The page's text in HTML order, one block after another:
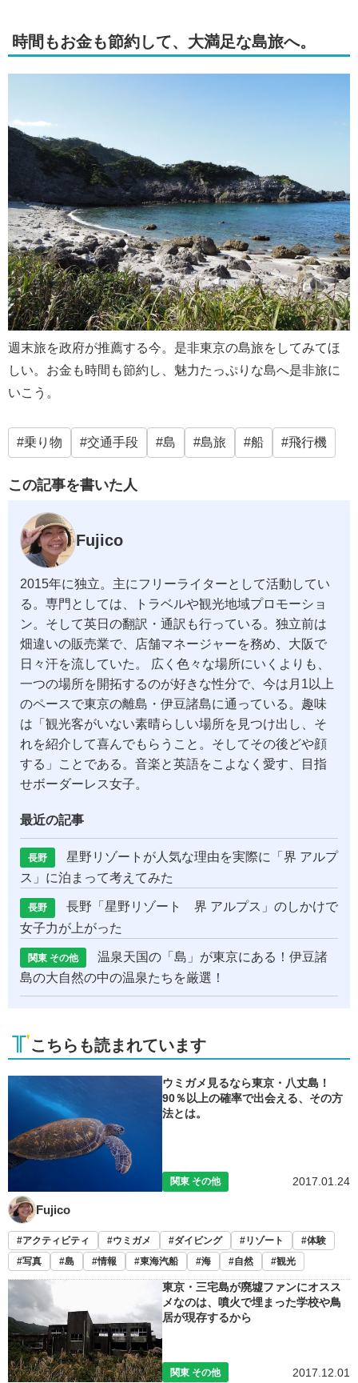
時間もお金も節約して、大満足な島旅へ。
週末旅を政府が推薦する今。是非東京の島旅をしてみてほ
しい。お金も時間も節約し、魅力たっぷりな島へ是非旅に
いこう。
乗り物 交通手段 島 島旅 船 飛行機
この記事を書いた人
Fujico
2015年に独立。主にフリーライターとして活動してい
る。専門としては、トラベルや観光地域プロモーショ
ン。そして英日の翻訳・通訳も行っている。独立前は
畑違いの販売業で、店舗マネージャーを務め、大阪で
日々汗を流していた。 広く色々な場所にいくよりも、
一つの場所を開拓するのが好きな性分で、今は月1以上
のペースで東京の離島・伊豆諸島に通っている。趣味
は「観光客がいない素晴らしい場所を見つけ出し、そ
れを紹介して喜んでもらうこと。そしてその後どや顔
する」ことである。音楽と英語をこよなく愛す、目指
せボーダーレス女子。
最近の記事
長野
星野リゾートが人気な理由を実際に「界 アルプ
ス」に泊まって考えてみた
長野
長野「星野リゾート 界 アルプス」のしかけで
女子力が上がった
関東 その他
温泉天国の「島」が東京にある！伊豆諸
島の大自然の中の温泉たちを厳選！
こちらも読まれています
ウミガメ見るなら東京・八丈島！
90％以上の確率で出会える、その方
法とは。
関東 その他 2017.01.24
Fujico
アクティビティ ウミガメ ダイビング リゾート
体験
写真
島 情報 東海汽船 海 自然 観光
東京・三宅島が廃墟ファンにオスス
メなのは、噴火で埋まった学校や鳥
居が現存するから
関東 その他 2017.12.01